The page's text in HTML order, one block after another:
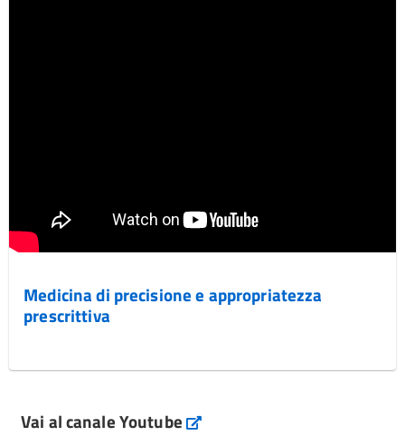
Medicina di precisione e appropriatezza
prescrittiva
Vai al canale Youtube